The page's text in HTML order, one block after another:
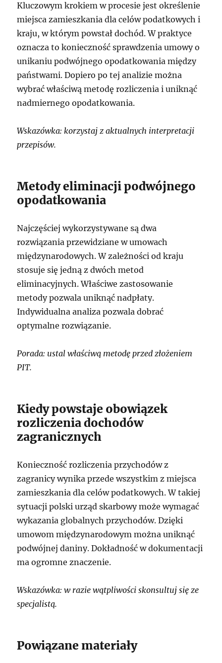
Kluczowym krokiem w procesie jest określenie
miejsca zamieszkania dla celów podatkowych i
kraju, w którym powstał dochód. W praktyce
oznacza to konieczność sprawdzenia umowy o
unikaniu podwójnego opodatkowania między
państwami. Dopiero po tej analizie można
wybrać właściwą metodę rozliczenia i uniknąć
nadmiernego opodatkowania.
Wskazówka: korzystaj z aktualnych interpretacji
przepisów.
Metody eliminacji podwójnego
opodatkowania
Najczęściej wykorzystywane są dwa
rozwiązania przewidziane w umowach
międzynarodowych. W zależności od kraju
stosuje się jedną z dwóch metod
eliminacyjnych. Właściwe zastosowanie
metody pozwala uniknąć nadpłaty.
Indywidualna analiza pozwala dobrać
optymalne rozwiązanie.
Porada: ustal właściwą metodę przed złożeniem
PIT.
Kiedy powstaje obowiązek
rozliczenia dochodów
zagranicznych
Konieczność rozliczenia przychodów z
zagranicy wynika przede wszystkim z miejsca
zamieszkania dla celów podatkowych. W takiej
sytuacji polski urząd skarbowy może wymagać
wykazania globalnych przychodów. Dzięki
umowom międzynarodowym można uniknąć
podwójnej daniny. Dokładność w dokumentacji
ma ogromne znaczenie.
Wskazówka: w razie wątpliwości skonsultuj się ze
specjalistą.
Powiązane materiały